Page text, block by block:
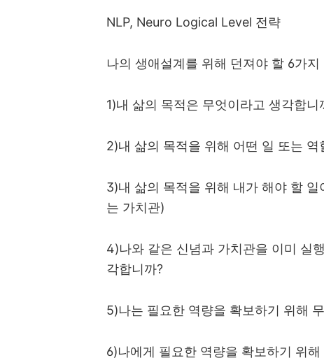
NLP, Neuro Logical Level 전략
나의 생애설계를 위해 던져야 할 6가지
1)내 삶의 목적은 무엇이라고 생각합니
2)내 삶의 목적을 위해 어떤 일 또는
3)내 삶의 목적을 위해 내가 해야 할
는 가치관)
4)나와 같은 신념과 가치관을 이미 실
각합니까?
5)나는 필요한 역량을 확보하기 위해
6)나에게 필요한 역량을 확보하기 위해